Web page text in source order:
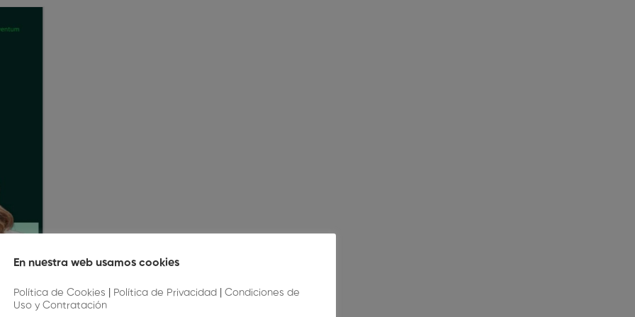
Oral
En nuestra web usamos cookies
Política de Cookies Política de Privacidad
Condiciones de
Uso y Contratación